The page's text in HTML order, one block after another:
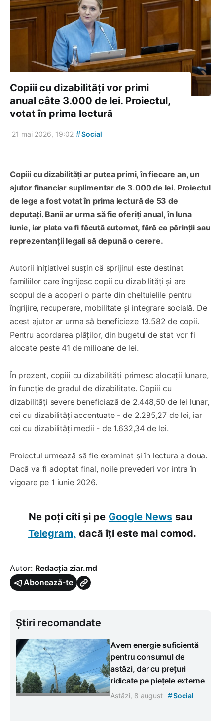
Copiii cu dizabilități vor primi
anual câte 3.000 de lei. Proiectul,
votat în prima lectură
21 mai 2026, 19:02 #Social
Copiii cu dizabilități ar putea primi, în fiecare an, un
ajutor financiar suplimentar de 3.000 de lei. Proiectul
de lege a fost votat în prima lectură de 53 de
deputați. Banii ar urma să fie oferiți anual, în luna
iunie, iar plata va fi făcută automat, fără ca părinții sau
reprezentanții legali să depună o cerere.
Autorii inițiativei susțin că sprijinul este destinat
familiilor care îngrijesc copii cu dizabilități și are
scopul de a acoperi o parte din cheltuielile pentru
îngrijire, recuperare, mobilitate și integrare socială. De
acest ajutor ar urma să beneficieze 13.582 de copii.
Pentru acordarea plăților, din bugetul de stat vor fi
alocate peste 41 de milioane de lei.
În prezent, copiii cu dizabilități primesc alocații lunare,
în funcție de gradul de dizabilitate. Copiii cu
dizabilități severe beneficiază de 2.448,50 de lei lunar,
cei cu dizabilități accentuate - de 2.285,27 de lei, iar
cei cu dizabilități medii - de 1.632,34 de lei.
Proiectul urmează să fie examinat și în lectura a doua.
Dacă va fi adoptat final, noile prevederi vor intra în
vigoare pe 1 iunie 2026.
Ne poți citi și pe Google News sau
Telegram, dacă îți este mai comod.
Autor: Redacția ziar.md
Abonează-te
Știri recomandate
Avem energie suficientă
pentru consumul de
astăzi, dar cu prețuri
ridicate pe piețele externe
Astăzi, 8 august #Social